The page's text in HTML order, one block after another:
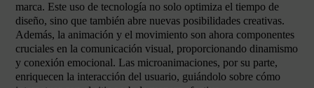
marca. Este uso de tecnología no solo optimiza el tiempo de
diseño, sino que también abre nuevas posibilidades creativas.
Además, la animación y el movimiento son ahora componentes
cruciales en la comunicación visual, proporcionando dinamismo
y conexión emocional. Las microanimaciones, por su parte,
enriquecen la interacción del usuario, guiándolo sobre cómo